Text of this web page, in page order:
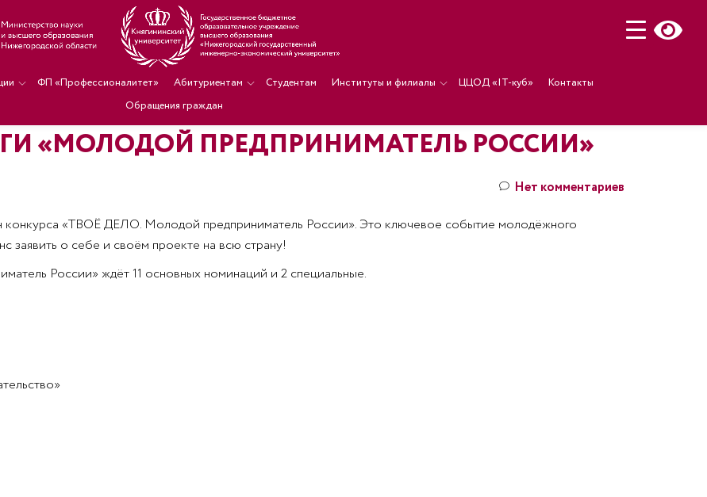
ФП «Профессионалитет» Абитуриентам Студентам Институты и филиалы ЦЦОД «IT-куб»
Контакты
Обращения граждан
«МОЛОДОЙ ПРЕДПРИНИМАТЕЛЬ РОССИИ»
Нет комментариев
конкурса «ТВОЁ ДЕЛО. Молодой предприниматель России». Это ключевое событие молодёжного
заявить о себе и своём проекте на всю страну!
России» ждёт 11 основных номинаций и 2 специальные.